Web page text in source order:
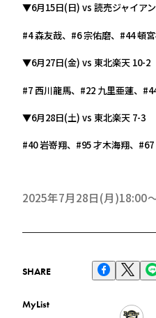
▼6月15日(日) vs 読売ジャイア
#4 森友哉、#6 宗佑磨、#44 頓
▼6月27日(金) vs 東北楽天 10-2
#7 西川龍馬、#22 九里亜蓮、
▼6月28日(土) vs 東北楽天 7-3
#40 岩嵜翔、#95 才木海翔、
2025年7月28日(月)18:00
SHARE
MyList